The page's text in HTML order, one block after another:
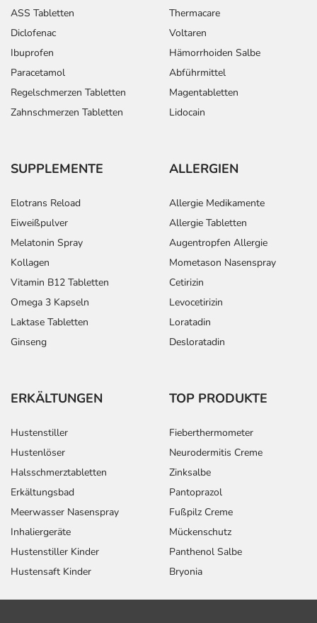
ASS Tabletten
Diclofenac
Ibuprofen
Paracetamol
Regelschmerzen Tabletten
Zahnschmerzen Tabletten
Thermacare
Voltaren
Hämorrhoiden Salbe
Abführmittel
Magentabletten
Lidocain
SUPPLEMENTE
Elotrans Reload
Eiweißpulver
Melatonin Spray
Kollagen
Vitamin B12 Tabletten
Omega 3 Kapseln
Laktase Tabletten
Ginseng
ALLERGIEN
Allergie Medikamente
Allergie Tabletten
Augentropfen Allergie
Mometason Nasenspray
Cetirizin
Levocetirizin
Loratadin
Desloratadin
ERKÄLTUNGEN
Hustenstiller
Hustenlöser
Halsschmerztabletten
Erkältungsbad
Meerwasser Nasenspray
Inhaliergeräte
Hustenstiller Kinder
Hustensaft Kinder
TOP PRODUKTE
Fieberthermometer
Neurodermitis Creme
Zinksalbe
Pantoprazol
Fußpilz Creme
Mückenschutz
Panthenol Salbe
Bryonia